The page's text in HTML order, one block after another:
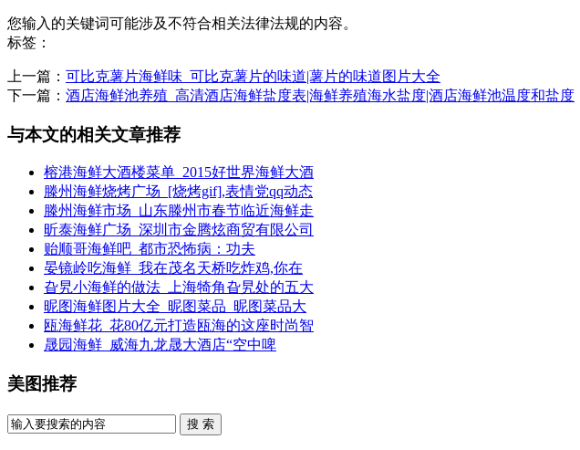
您输入的关键词可能涉及不符合相关法律法规的内容。
标签：
上一篇： 可比克薯片海鲜味_可比克薯片的味道|薯片的味道图片大全
下一篇： 酒店海鲜池养殖_高清酒店海鲜盐度表|海鲜养殖海水盐度|酒店海鲜池温度和盐度
与本文的相关文章推荐
榕港海鲜大酒楼菜单_2015好世界海鲜大酒
滕州海鲜烧烤广场_[烧烤gif],表情党qq动态
滕州海鲜市场_山东滕州市春节临近海鲜走
昕泰海鲜广场_深圳市金腾炫商贸有限公司
贻顺哥海鲜吧_都市恐怖病：功夫
晏镜岭吃海鲜_我在茂名天桥吃炸鸡,你在
旮旯小海鲜的做法_上海犄角旮旯处的五大
昵图海鲜图片大全_昵图菜品_昵图菜品大
瓯海鲜花_花80亿元打造瓯海的这座时尚智
晟园海鲜_威海九龙晟大酒店“空中啤
美图推荐
搜 索